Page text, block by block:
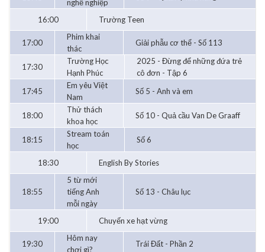
nghề nghiệp
16:00 Trường Teen
17:00
Phim khai
thác
Giải phẫu cơ thể - Số 113
17:30
Trường Học
Hạnh Phúc
2025 - Đừng để những đứa trẻ
cô đơn - Tập 6
17:45
Em yêu Việt
Nam
Số 5 - Anh và em
18:00
Thử thách
khoa học
Số 10 - Quả cầu Van De Graaff
18:15
Stream toán
học
Số 6
18:30 English By Stories
18:55
5 từ mới
tiếng Anh
mỗi ngày
Số 13 - Châu lục
19:00 Chuyến xe hạt vừng
19:30
Hôm nay
chơi gì?
Trái Đất - Phần 2